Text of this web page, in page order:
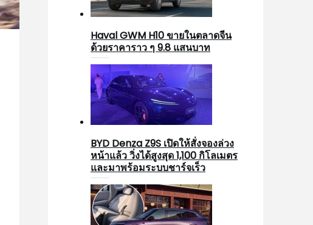
Haval GWM H10 ขายในตลาดจีน
ด้วยราคาราว ๆ 9.8 แสนบาท
BYD Denza Z9S เปิดให้สั่งจองล่วง
หน้าแล้ว วิ่งได้สูงสุด 1,100 กิโลเมตร
และมาพร้อมระบบชาร์จเร็ว